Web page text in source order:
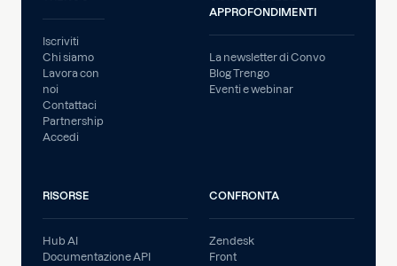
Iscriviti
Chi siamo
Lavora con
noi
Contattaci
Partnership
Accedi
APPROFONDIMENTI
La newsletter di Convo
Blog Trengo
Eventi e webinar
RISORSE
Hub AI
Documentazione API
CONFRONTA
Zendesk
Front